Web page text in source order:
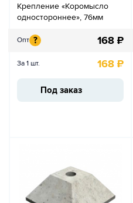
Крепление «Коромысло
одностороннее», 76мм
Опт ? 168 ₽
За 1 шт. 168 ₽
Под заказ